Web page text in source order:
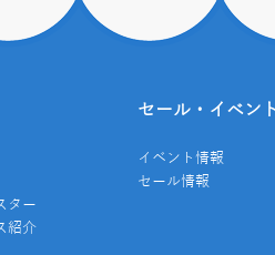
ター
紹介
セール・イベント
イベント情報
セール情報